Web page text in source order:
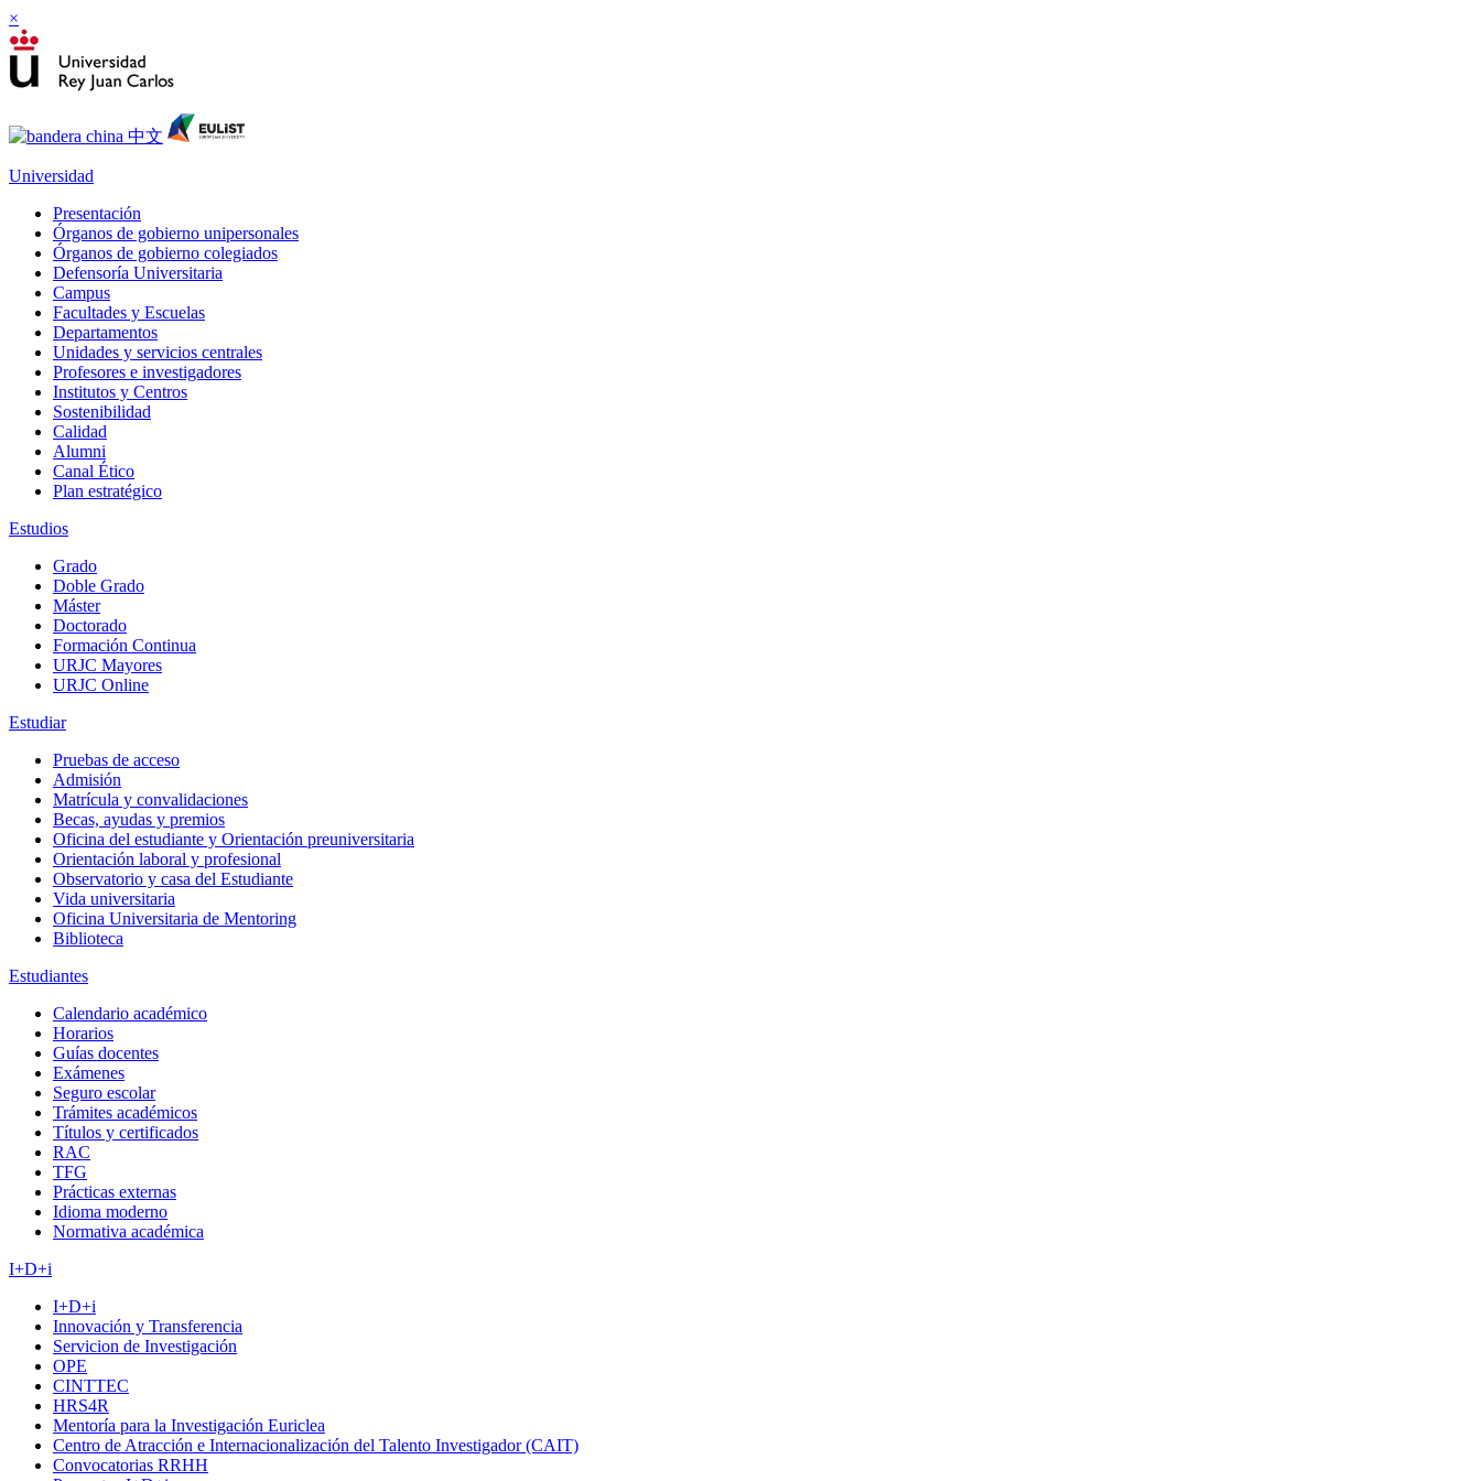
×
Universidad
Presentación
Órganos de gobierno unipersonales
Órganos de gobierno colegiados
Defensoría Universitaria
Campus
Facultades y Escuelas
Departamentos
Unidades y servicios centrales
Profesores e investigadores
Institutos y Centros
Sostenibilidad
Calidad
Alumni
Canal Ético
Plan estratégico
Estudios
Grado
Doble Grado
Máster
Doctorado
Formación Continua
URJC Mayores
URJC Online
Estudiar
Pruebas de acceso
Admisión
Matrícula y convalidaciones
Becas, ayudas y premios
Oficina del estudiante y Orientación preuniversitaria
Orientación laboral y profesional
Observatorio y casa del Estudiante
Vida universitaria
Oficina Universitaria de Mentoring
Biblioteca
Estudiantes
Calendario académico
Horarios
Guías docentes
Exámenes
Seguro escolar
Trámites académicos
Títulos y certificados
RAC
TFG
Prácticas externas
Idioma moderno
Normativa académica
I+D+i
I+D+i
Innovación y Transferencia
Servicion de Investigación
OPE
CINTTEC
HRS4R
Mentoría para la Investigación Euriclea
Centro de Atracción e Internacionalización del Talento Investigador (CAIT)
Convocatorias RRHH